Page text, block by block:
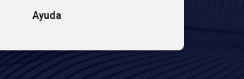
Ayuda